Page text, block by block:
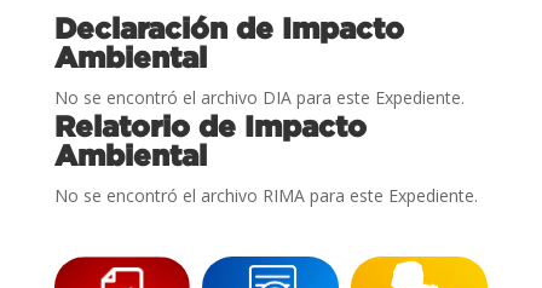
Declaración de Impacto
Ambiental
No se encontró el archivo DIA para este Expediente.
Relatorio de Impacto
Ambiental
No se encontró el archivo RIMA para este Expediente.